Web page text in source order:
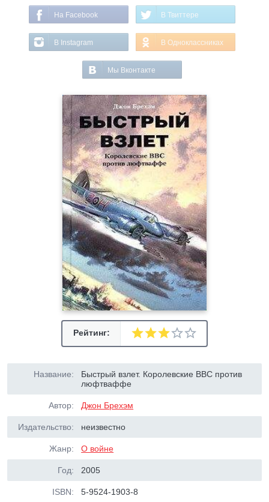
На Facebook В Твиттере
В Instagram В Одноклассниках
Мы Вконтакте
Рейтинг:
Название:
Быстрый взлет. Королевские ВВС против
люфтваффе
Автор: Джон Брехэм
Издательство: неизвестно
Жанр: О войне
Год: 2005
ISBN: 5-9524-1903-8